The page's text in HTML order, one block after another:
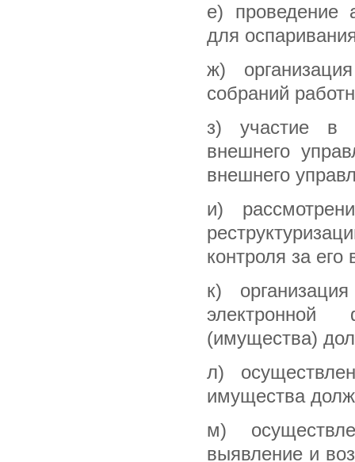
е) проведение
для
ж)
собраний
з) участие в
внешнего
внешнего
и)
контроля за
к)
(имущества)
л)
имущества
м)
выявление и